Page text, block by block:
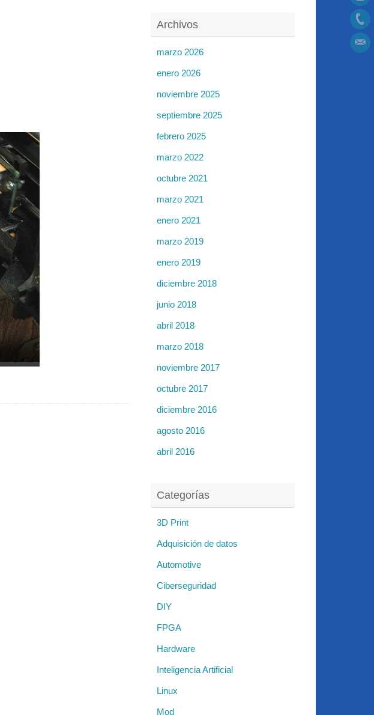
Archivos
marzo 2026
enero 2026
noviembre 2025
septiembre 2025
febrero 2025
marzo 2022
octubre 2021
marzo 2021
enero 2021
marzo 2019
enero 2019
diciembre 2018
junio 2018
abril 2018
marzo 2018
noviembre 2017
octubre 2017
diciembre 2016
agosto 2016
abril 2016
Categorías
3D Print
Adquisición de datos
Automotive
Ciberseguridad
DIY
FPGA
Hardware
Inteligencia Artificial
Linux
Mod